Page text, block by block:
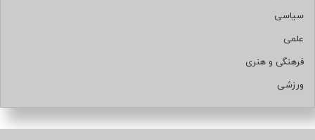
۹. بیوک انکلیو
سیاسی
علمی
فرهنگی و هنری
ورزشی